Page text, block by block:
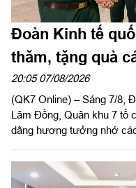
Đoàn Kinh tế
thăm, tặng quà
nhiệm vụ tìm
20:05 07/08/2026
(QK7 Online) – Sáng 7/8,
Lâm Đồng, Quân khu 7 tổ
dâng hương tưởng nhớ
Đồng Nai do Thượng tá
KTQP Lâm Đồng làm